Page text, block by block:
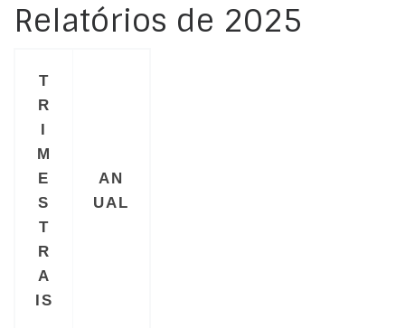
Relatórios de 2025
T
R
I
M
E
S
T
R
A
IS
AN
UAL